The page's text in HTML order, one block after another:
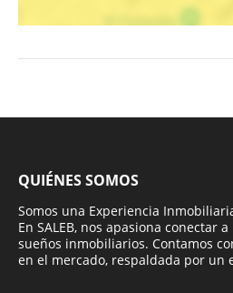
QUIÉNES SOMOS
Somos una Experiencia
En SALEB, nos apasiona conectar
sueños inmobiliarios. Contamos
en el mercado, respaldada por un